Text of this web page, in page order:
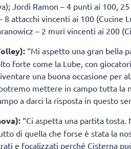
Jordi Ramon – 4 punti ai 100,
attacchi vincenti ai 100 (Cucine
– 2 muri vincenti ai 200
“Mi aspetto una gran bella
forte come la Lube, con
una buona occasione per
mettere in campo tutta la
a darci la risposta in questo
“Ci aspetta una partita
di quella che forse è stata la
e focalizzati perché Cisterna